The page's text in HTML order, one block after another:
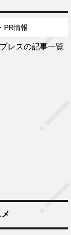
PR情報
レスの記事一覧